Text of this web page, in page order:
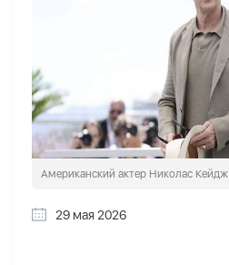
Американский актер Николас Кейдж
29 мая 2026